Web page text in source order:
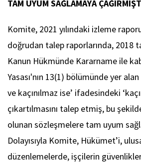
TAM UYUM SAĞLAMAYA
Komite, 2021 yılındaki izleme
doğrudan talep raporlarında, 2018
Kanun Hükmünde Kararname ile
Yasası'nın 13(1) bölümünde yer
ve kaçınılmaz ise’ ifadesindeki
çıkartılmasını talep etmiş, bu
olunan sözleşmelere tam uyum
Dolayısıyla Komite, Hükümet’i,
düzenlemelerde, işçilerin